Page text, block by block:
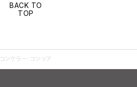
BACK TO
TOP
コンケラー・コンツア